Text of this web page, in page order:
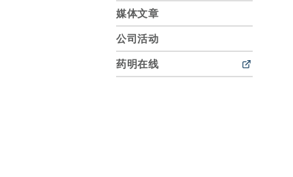
媒体文章
公司活动
药明在线